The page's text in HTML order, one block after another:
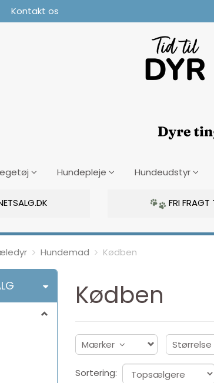
Kontakt os
Hundepleje Hundeudstyr
FRI
Hundemad Kødben
Skifte
filterKødben
Mærker Størrelse
Sortering: